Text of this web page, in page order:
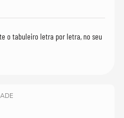
o tabuleiro letra por letra, no seu